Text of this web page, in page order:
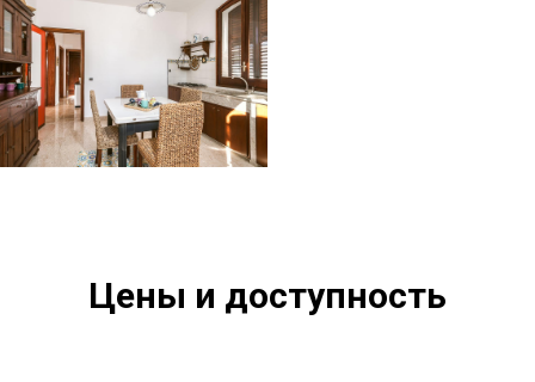
Цены и доступность